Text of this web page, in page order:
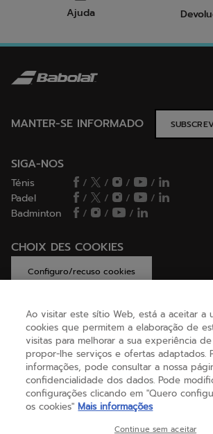
Ajuda
MANTER-SE INFORMADO
SIGA-NOS
Ténis / / /
/
Padel
/ / /
/
Badminton
/ / /
CHOIX DES COOKIES
Configuro/recuso cookies
AJUDA
SOBRE NÓS
(português)
Ao visitar este sítio Web, está a aceitar a
cookies que permitem a elaboração de
visitas para melhorar a sua experiência
propor-lhe serviços e ofertas adaptados.
informações, pode consultar a nossa
confidencialidade dos dados. Pode
configurações clicando em "Quero
os cookies" Mais informações
Continue sem aceitar